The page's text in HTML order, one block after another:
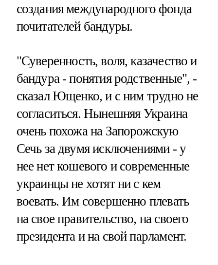
создания международного фонда
почитателей бандуры.
"Суверенность, воля, казачество и
бандура - понятия родственные", -
сказал Ющенко, и с ним трудно не
согласиться. Нынешняя Украина
очень похожа на Запорожскую
Сечь за двумя исключениями - у
нее нет кошевого и современные
украинцы не хотят ни с кем
воевать. Им совершенно плевать
на свое правительство, на своего
президента и на свой парламент.